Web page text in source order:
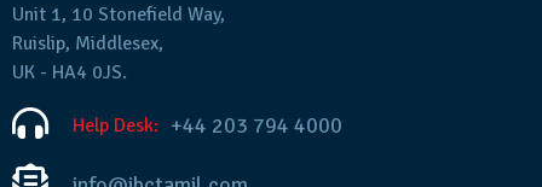
Unit 1, 10 Stonefield Way,
Ruislip, Middlesex,
UK - HA4 0JS.
Help Desk: +44 203 794 4000